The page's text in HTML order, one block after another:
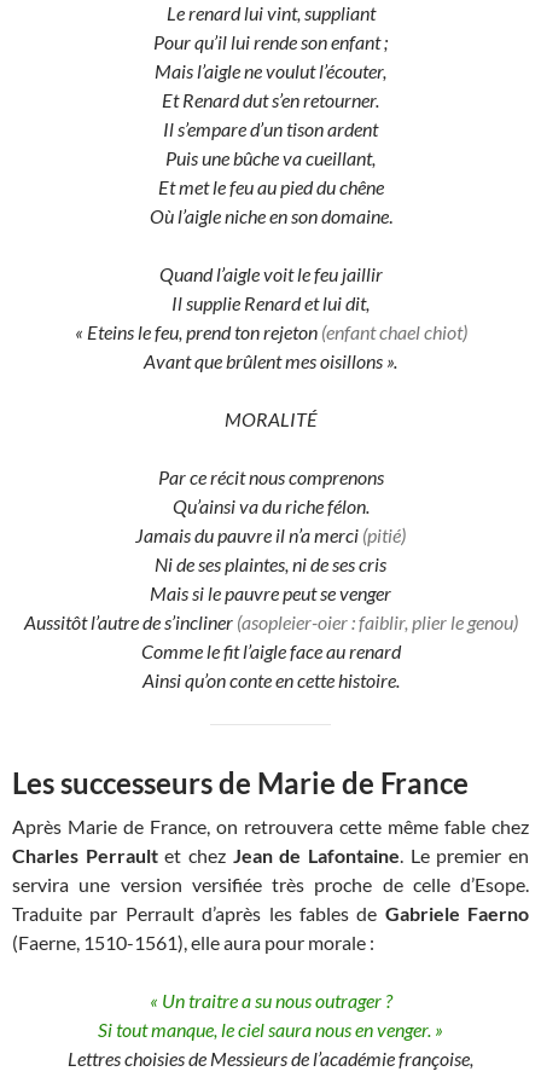
Le renard lui vint, suppliant
Pour qu’il lui rende son enfant ;
Mais l’aigle ne voulut l’écouter,
Et Renard dut s’en retourner.
Il s’empare d’un tison ardent
Puis une bûche va cueillant,
Et met le feu au pied du chêne
Où l’aigle niche en son domaine.
Quand l’aigle voit le feu jaillir
Il supplie Renard et lui dit,
« Eteins le feu, prend ton rejeton(enfant chael chiot)
Avant que brûlent mes oisillons ».
MORALITÉ
Par ce récit nous comprenons
Qu’ainsi va du riche félon.
Jamais du pauvre il n’a merci (pitié)
Ni de ses plaintes, ni de ses cris
Mais si le pauvre peut se venger
Aussitôt l’autre de s’incliner (asopleier-oier : faiblir, plier le genou)
Comme le fit l’aigle face au renard
Ainsi qu’on conte en cette histoire.
Les successeurs de Marie de France
Après Marie de France, on retrouvera cette même fable chez
Charles Perraultet chez Jean de Lafontaine. Le premier en
servira une version versifiée très proche de celle d’Esope.
Traduite par Perrault d’après les fables de Gabriele Faerno
(Faerne, 1510-1561), elle aura pour morale :
« Un traitre a su nous outrager ?
Si tout manque, le ciel saura nous en venger. »
Lettres choisies de Messieurs de l’académie françoise,